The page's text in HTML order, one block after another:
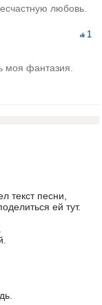
любовь.
1
моя фантазия.
текст песни,
ей тут.